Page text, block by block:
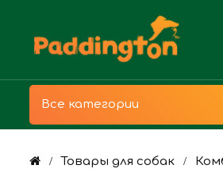
Все категории
Товары для собак